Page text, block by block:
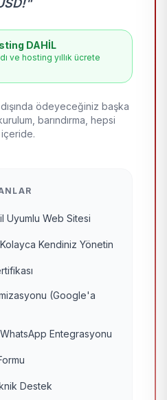
DAHİL
ve hosting yıllık ücrete
dışında ödeyeceğiniz başka
barındırma, hepsi
içeride.
Uyumlu Web Sitesi
Kendiniz Yönetin
(Google'a
Entegrasyonu
Destek